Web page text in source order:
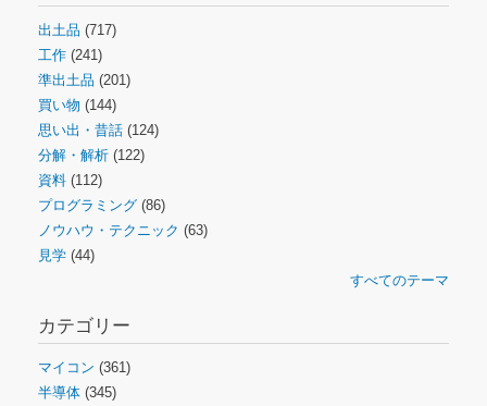
出土品 (717)
工作 (241)
準出土品 (201)
買い物 (144)
思い出・昔話 (124)
分解・解析 (122)
資料 (112)
プログラミング (86)
ノウハウ・テクニック (63)
見学 (44)
すべてのテーマ
カテゴリー
マイコン (361)
半導体 (345)